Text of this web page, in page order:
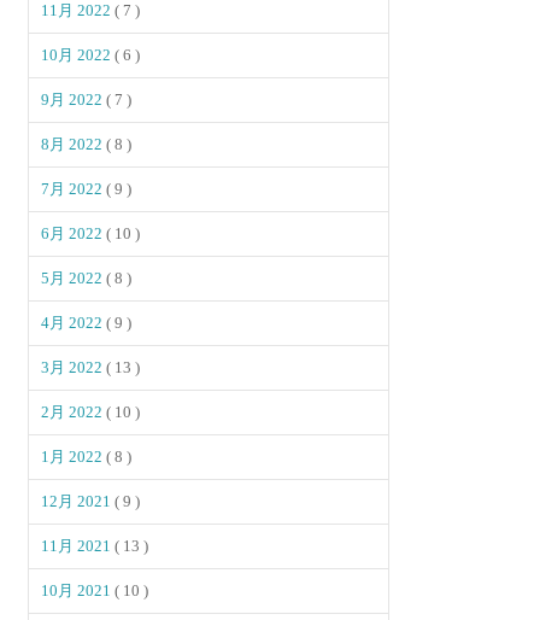
11月 2022( 7 )
10月 2022( 6 )
9月 2022( 7 )
8月 2022( 8 )
7月 2022( 9 )
6月 2022( 10 )
5月 2022( 8 )
4月 2022( 9 )
3月 2022( 13 )
2月 2022( 10 )
1月 2022( 8 )
12月 2021( 9 )
11月 2021( 13 )
10月 2021( 10 )